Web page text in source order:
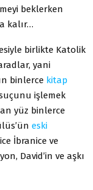
beklerken
kalır…
birlikte Katolik
yani
binlerce kitap
işlemek
yüz binlerce
eski
İbranice ve
David’in ve aşkı